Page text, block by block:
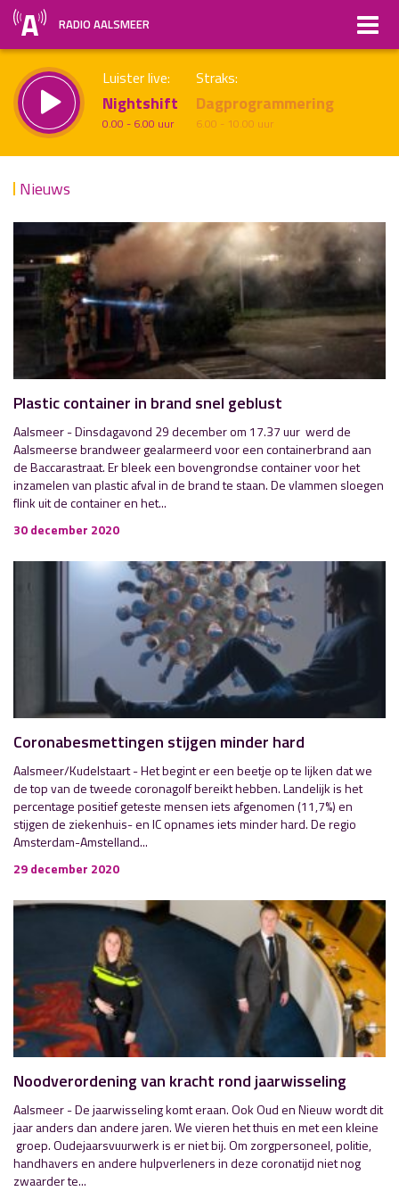
RADIO AALSMEER
Luister live:
Nightshift
0.00 - 6.00 uur
Straks:
Dagprogrammering
6.00 - 10.00 uur
Vorig uur Volgend uur
Inklappen
Nieuws
Plastic container in brand snel geblust
Aalsmeer - Dinsdagavond 29 december om 17.37 uur werd de
Aalsmeerse brandweer gealarmeerd voor een containerbrand aan
de Baccarastraat. Er bleek een bovengrondse container voor het
inzamelen van plastic afval in de brand te staan. De vlammen sloegen
flink uit de container en het...
30 december 2020
Coronabesmettingen stijgen minder hard
Aalsmeer/Kudelstaart - Het begint er een beetje op te lijken dat we
de top van de tweede coronagolf bereikt hebben. Landelijk is het
percentage positief geteste mensen iets afgenomen (11,7%) en
stijgen de ziekenhuis- en IC opnames iets minder hard. De regio
Amsterdam-Amstelland...
29 december 2020
Noodverordening van kracht rond jaarwisseling
Aalsmeer - De jaarwisseling komt eraan. Ook Oud en Nieuw wordt dit
jaar anders dan andere jaren. We vieren het thuis en met een kleine
groep. Oudejaarsvuurwerk is er niet bij. Om zorgpersoneel, politie,
handhavers en andere hulpverleners in deze coronatijd niet nog
zwaarder te...